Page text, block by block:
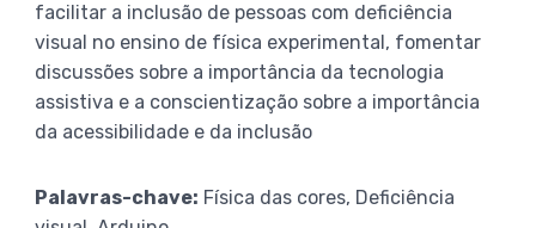
facilitar a inclusão de pessoas com deficiência
visual no ensino de física experimental, fomentar
discussões sobre a importância da tecnologia
assistiva e a conscientização sobre a importância
da acessibilidade e da inclusão
Palavras-chave: Física das cores, Deficiência